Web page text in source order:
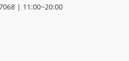
| 11:00~20:00